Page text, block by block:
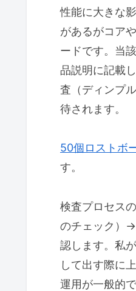
性能に大きな
があるがコア
ードです。当
品説明に記載
査（ディンプ
待されます。
50個ロストボ
す。
検査プロセス
のチェック）
認します。私
して出す際に
運用が一般的